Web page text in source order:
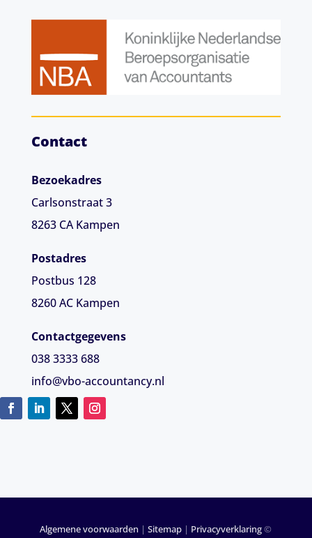
Contact
Bezoekadres
Carlsonstraat 3
8263 CA Kampen
Postadres
Postbus 128
8260 AC Kampen
Contactgegevens
038 3333 688
info@vbo-accountancy.nl
Algemene voorwaarden |Sitemap | Privacyverklaring©